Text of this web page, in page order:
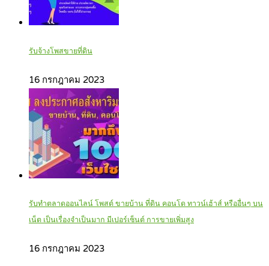
รับจ้างโพสขายที่ดิน
16 กรกฎาคม 2023
รับทำตลาดออนไลน์ โพสต์ ขายบ้าน ที่ดิน คอนโด ทาวน์เฮ้าส์ หรืออื่นๆ บน
เน็ต เป็นเรื่องจำเป็นมาก มีเปอร์เซ็นต์ การขายเพิ่มสูง
16 กรกฎาคม 2023